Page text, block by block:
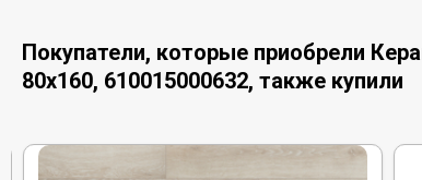
Покупатели, которые приобрели
80x160, 610015000632, также купили